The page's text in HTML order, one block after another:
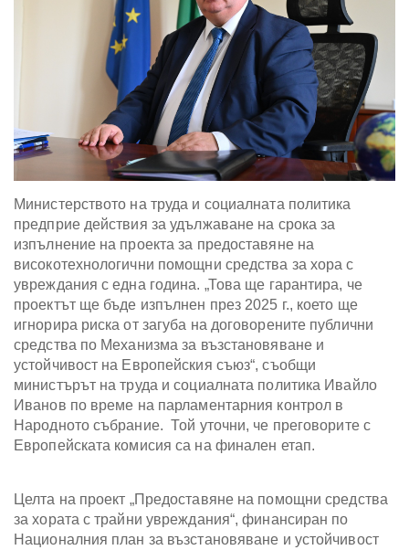
Министерството на труда и социалната политика
предприе действия за удължаване на срока за
изпълнение на проекта за предоставяне на
високотехнологични помощни средства за хора с
увреждания с една година. „Това ще гарантира, че
проектът ще бъде изпълнен през 2025 г., което ще
игнорира риска от загуба на договорените публични
средства по Механизма за възстановяване и
устойчивост на Европейския съюз“, съобщи
министърът на труда и социалната политика Ивайло
Иванов по време на парламентарния контрол в
Народното събрание. Той уточни, че преговорите с
Европейската комисия са на финален етап.
Целта на проект „Предоставяне на помощни средства
за хората с трайни увреждания“, финансиран по
Националния план за възстановяване и устойчивост